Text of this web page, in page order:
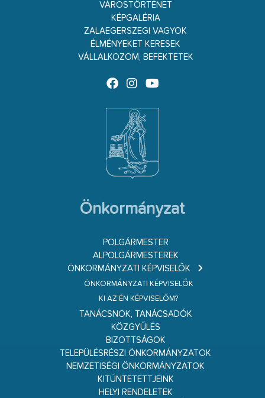
VÁROSTÖRTÉNET
KÉPGALÉRIA
ZALAEGERSZEGI VAGYOK
ÉLMÉNYEKET KERESEK
VÁLLALKOZOM, BEFEKTETEK
Önkormányzat
POLGÁRMESTER
ALPOLGÁRMESTEREK
ÖNKORMÁNYZATI KÉPVISELŐK
ÖNKORMÁNYZATI KÉPVISELŐK
KI AZ ÉN KÉPVISELŐM?
TANÁCSNOK, TANÁCSADÓK
KÖZGYŰLÉS
BIZOTTSÁGOK
TELEPÜLÉSRÉSZI ÖNKORMÁNYZATOK
NEMZETISÉGI ÖNKORMÁNYZATOK
KITÜNTETETTJEINK
HELYI RENDELETEK